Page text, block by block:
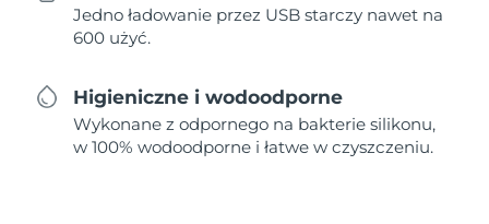
Jedno ładowanie przez USB starczy nawet na
600 użyć.
Higieniczne i wodoodporne
Wykonane z odpornego na bakterie silikonu,
w 100% wodoodporne i łatwe w czyszczeniu.